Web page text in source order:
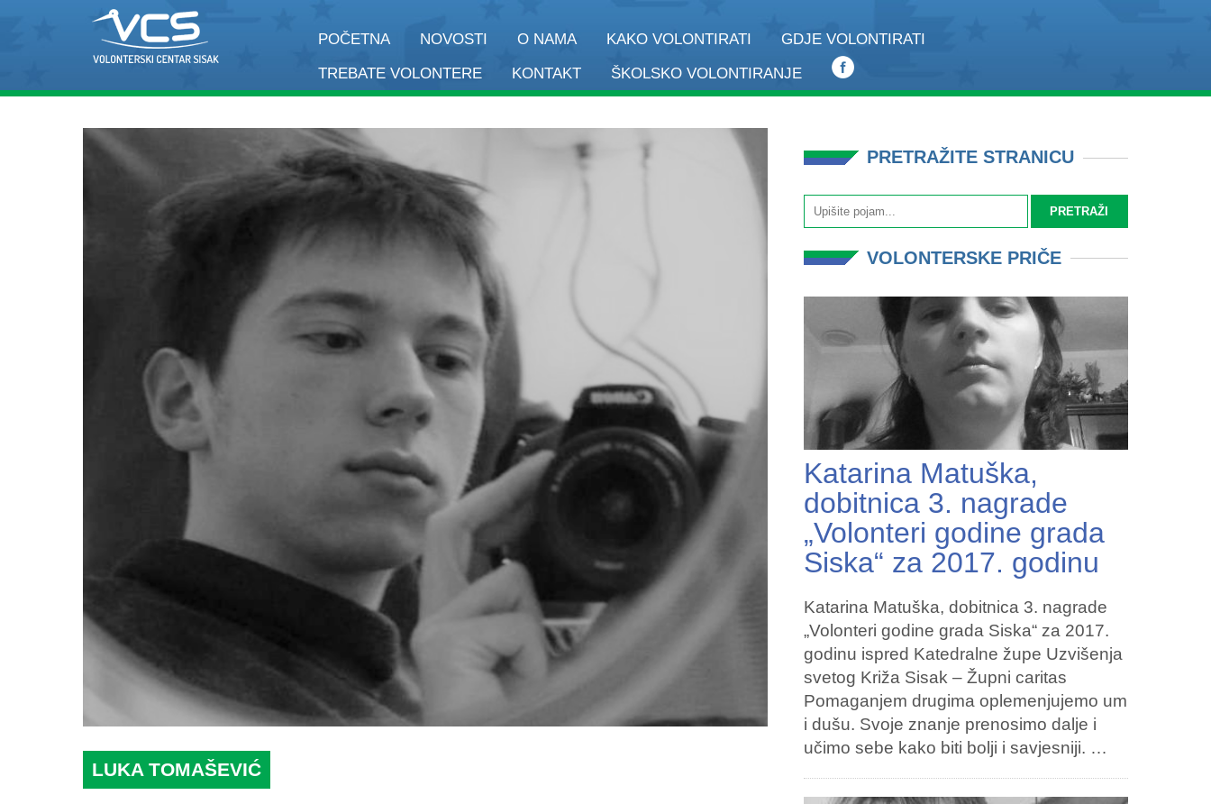
POČETNA NOVOSTI O NAMA KAKO VOLONTIRATI
GDJE VOLONTIRATI
TREBATE VOLONTERE
KONTAKT ŠKOLSKO VOLONTIRANJE
LUKA TOMAŠEVIĆ
PRETRAŽITE STRANICU
VOLONTERSKE PRIČE
Katarina Matuška,
dobitnica 3. nagrade
„Volonteri godine grada
Siska“ za 2017. godinu
Katarina Matuška, dobitnica 3. nagrade
„Volonteri godine grada Siska“ za 2017.
godinu ispred Katedralne župe Uzvišenja
svetog Križa Sisak – Župni caritas
Pomaganjem drugima oplemenjujemo um
i dušu. Svoje znanje prenosimo dalje i
učimo sebe kako biti bolji i savjesniji. …